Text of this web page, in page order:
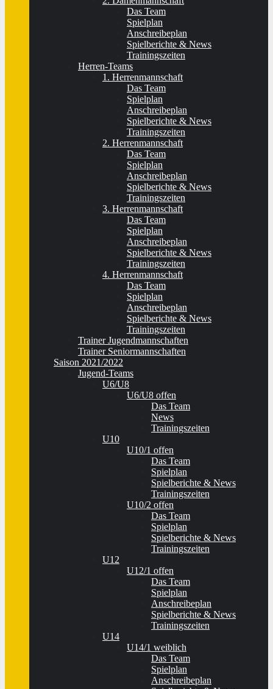
Das Team
Spielplan
Anschreibeplan
Spielberichte & News
Trainingszeiten
Herren-Teams
1. Herrenmannschaft
Das Team
Spielplan
Anschreibeplan
Spielberichte & News
Trainingszeiten
2. Herrenmannschaft
Das Team
Spielplan
Anschreibeplan
Spielberichte & News
Trainingszeiten
3. Herrenmannschaft
Das Team
Spielplan
Anschreibeplan
Spielberichte & News
Trainingszeiten
4. Herrenmannschaft
Das Team
Spielplan
Anschreibeplan
Spielberichte & News
Trainingszeiten
Trainer Jugendmannschaften
Trainer Seniormannschaften
Saison 2021/2022
Jugend-Teams
U6/U8
U6/U8 offen
Das Team
News
Trainingszeiten
U10
U10/1 offen
Das Team
Spielplan
Spielberichte & News
Trainingszeiten
U10/2 offen
Das Team
Spielplan
Spielberichte & News
Trainingszeiten
U12
U12/1 offen
Das Team
Spielplan
Anschreibeplan
Spielberichte & News
Trainingszeiten
U14
U14/1 weiblich
Das Team
Spielplan
Anschreibeplan